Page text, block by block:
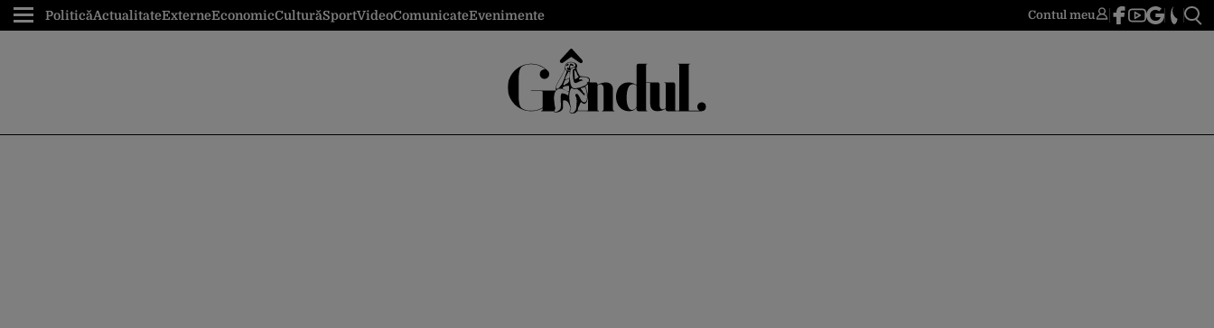
PoliticăActualitateExterneEconomicCulturăSportVideoComunicateEvenimente Contul meu